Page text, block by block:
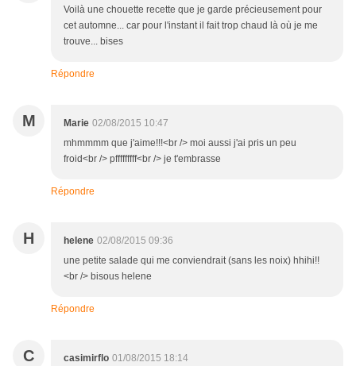
Voilà une chouette recette que je garde précieusement pour
cet automne... car pour l'instant il fait trop chaud là où je me
trouve... bises
Répondre
M Marie 02/08/2015 10:47
mhmmmm que j'aime!!!<br /> moi aussi j'ai pris un peu
froid<br /> pfffffffff<br /> je t'embrasse
Répondre
H helene 02/08/2015 09:36
une petite salade qui me conviendrait (sans les noix) hhihi!!
<br /> bisous helene
Répondre
C casimirflo 01/08/2015 18:14